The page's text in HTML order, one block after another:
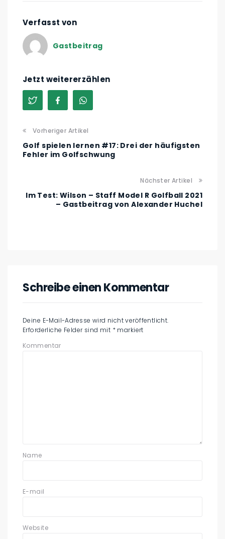
Verfasst von
Gastbeitrag
Jetzt weitererzählen
Vorheriger Artikel
Golf spielen lernen #17: Drei der häufigsten
Fehler im Golfschwung
Nächster Artikel
Im Test: Wilson – Staff Model R Golfball 2021
– Gastbeitrag von Alexander Huchel
Schreibe einen Kommentar
Deine E-Mail-Adresse wird nicht veröffentlicht.
Erforderliche Felder sind mit * markiert
Kommentar
Name
E-mail
Website